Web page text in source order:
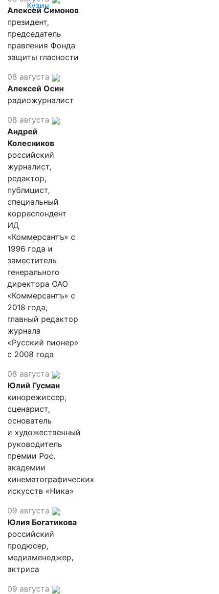
Кузин
Алексей Симонов
президент,
председатель
правления Фонда
защиты гласности
08 августа
Алексей Осин
радиожурналист
08 августа
Андрей
Колесников
российский
журналист,
редактор,
публицист,
специальный
корреспондент
ИД
«Коммерсантъ» с
1996 года и
заместитель
генерального
директора ОАО
«Коммерсантъ» с
2018 года,
главный редактор
журнала
«Русский пионер»
с 2008 года
08 августа
Юлий Гусман
кинорежиссер,
сценарист,
основатель
и художественный
руководитель
премии Рос.
академии
кинематографических
искусств «Ника»
09 августа
Юлия Богатикова
российский
продюсер,
медиаменеджер,
актриса
09 августа